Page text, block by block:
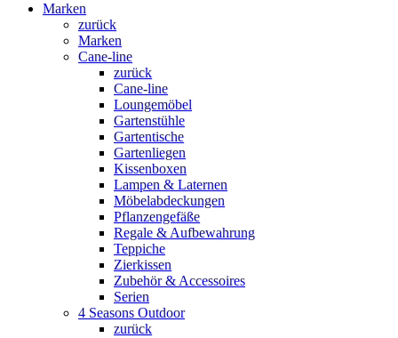
Marken
zurück
Marken
Cane-line
zurück
Cane-line
Loungemöbel
Gartenstühle
Gartentische
Gartenliegen
Kissenboxen
Lampen & Laternen
Möbelabdeckungen
Pflanzengefäße
Regale & Aufbewahrung
Teppiche
Zierkissen
Zubehör & Accessoires
Serien
4 Seasons Outdoor
zurück